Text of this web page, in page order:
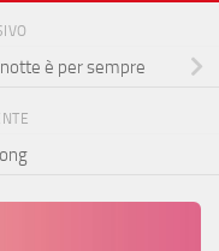
notte è per sempre